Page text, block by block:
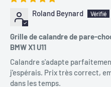
Roland Beynard
Grille de calandre de pare-
BMW X1 U11
Calandre s'adapte
j'espérais. Prix très correct,
dans les temps.